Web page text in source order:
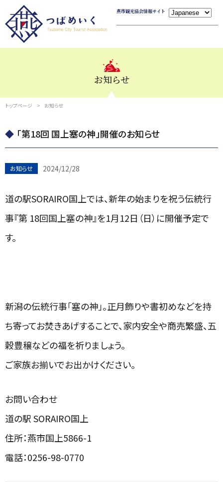
燕市観光協会情報サイト
お知らせ
トップページ お知らせ
「第18回 国上塞の神」開催のお知らせ
お知らせ 2024/12/28
道の駅SORAIRO国上では、新年の始まりを祝う伝統行
事『第 18回国上塞の神』を1月12日（日）に開催予定で
す。
新潟の伝統行事「塞の神」。正月飾りや書初めなどを持
ち寄ってお焚きあげすることで、家内安全や商売繁盛、五
穀豊穣などの福を祈りましょう。
ご家族お揃いでお出かけください。
お問い合わせ
道の駅 SORAIRO国上
住所：燕市国上5866-1
電話：0256-98-0770